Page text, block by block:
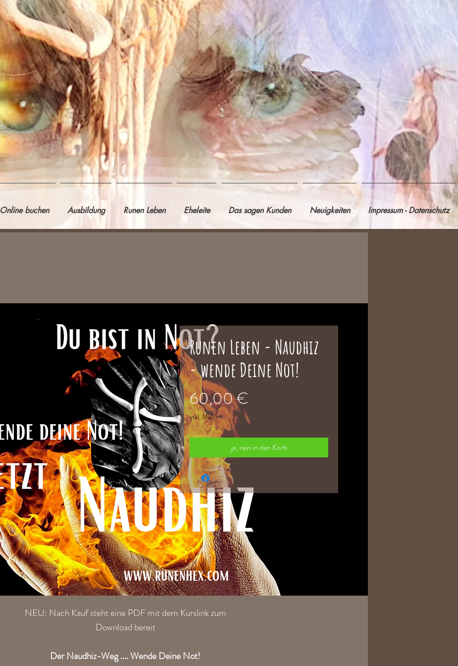
Online buchen Ausbildung Runen Leben Eheleite Das sagen Kunden Neuigkeiten Impressum - Datenschutz
Runen Leben - Naudhiz
- wende Deine Not!
60,00 €
inkl. MwSt.
ja, rein in den Korb
NEU: Nach Kauf steht eine PDF mit dem Kurslink zum
Download bereit
Der Naudhiz-Weg .... Wende Deine Not!